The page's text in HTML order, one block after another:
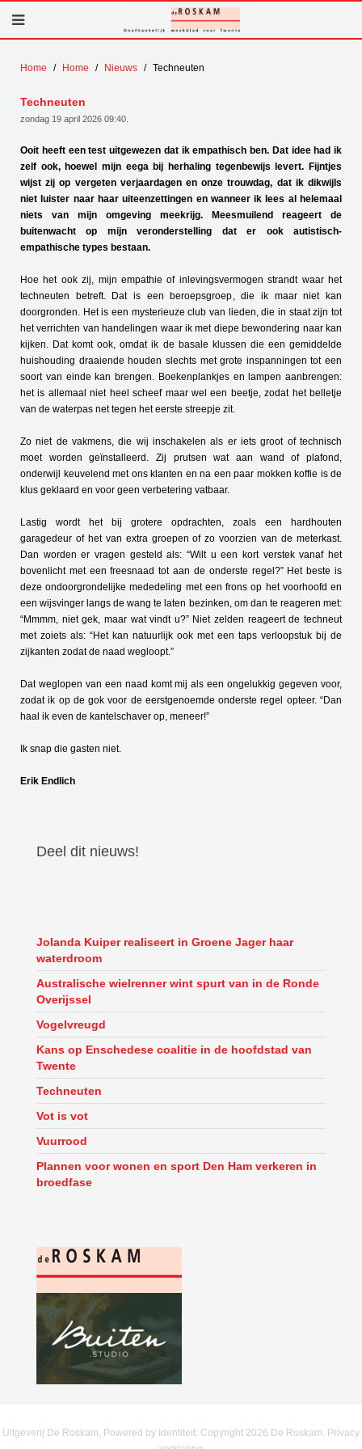
Home Home Nieuws Techneuten
Techneuten
zondag 19 april 2026 09:40
Ooit heeft een test uitgewezen dat ik empathisch ben. Dat idee had ik
zelf ook, hoewel mijn eega bij herhaling tegenbewijs levert. Fijntjes
wijst zij op vergeten verjaardagen en onze trouwdag, dat ik dikwijls
niet luister naar haar uiteenzettingen en wanneer ik lees al helemaal
niets van mijn omgeving meekrijg. Meesmuilend reageert de
buitenwacht op mijn veronderstelling dat er ook autistisch-
empathische types bestaan.
Hoe het ook zij, mijn empathie of inlevingsvermogen strandt waar het
techneuten betreft. Dat is een beroepsgroep, die ik maar niet kan
doorgronden. Het is een mysterieuze club van lieden, die in staat zijn tot
het verrichten van handelingen waar ik met diepe bewondering naar kan
kijken. Dat komt ook, omdat ik de basale klussen die een gemiddelde
huishouding draaiende houden slechts met grote inspanningen tot een
soort van einde kan brengen. Boekenplankjes en lampen aanbrengen:
het is allemaal niet heel scheef maar wel een beetje, zodat het belletje
van de waterpas net tegen het eerste streepje zit.
Zo niet de vakmens, die wij inschakelen als er iets groot of technisch
moet worden geïnstalleerd. Zij prutsen wat aan wand of plafond,
onderwijl keuvelend met ons klanten en na een paar mokken koffie is de
klus geklaard en voor geen verbetering vatbaar.
Lastig wordt het bij grotere opdrachten, zoals een hardhouten
garagedeur of het van extra groepen of zo voorzien van de meterkast.
Dan worden er vragen gesteld als: “Wilt u een kort verstek vanaf het
bovenlicht met een freesnaad tot aan de onderste regel?” Het beste is
deze ondoorgrondelijke mededeling met een frons op het voorhoofd en
een wijsvinger langs de wang te laten bezinken, om dan te reageren met:
“Mmmm, niet gek, maar wat vindt u?” Niet zelden reageert de techneut
met zoiets als: “Het kan natuurlijk ook met een taps verloopstuk bij de
zijkanten zodat de naad wegloopt.”
Dat weglopen van een naad komt mij als een ongelukkig gegeven voor,
zodat ik op de gok voor de eerstgenoemde onderste regel opteer. “Dan
haal ik even de kantelschaver op, meneer!”
Ik snap die gasten niet.
Erik Endlich
Deel dit nieuws!
Jolanda Kuiper realiseert in Groene Jager haar
waterdroom
Australische wielrenner wint spurt van in de Ronde
Overijssel
Vogelvreugd
Kans op Enschedese coalitie in de hoofdstad van
Twente
Techneuten
Vot is vot
Vuurrood
Plannen voor wonen en sport Den Ham verkeren in
broedfase
Uitgeverij De Roskam, Powered by Identiteit. Copyright 2026 De Roskam. Privacy